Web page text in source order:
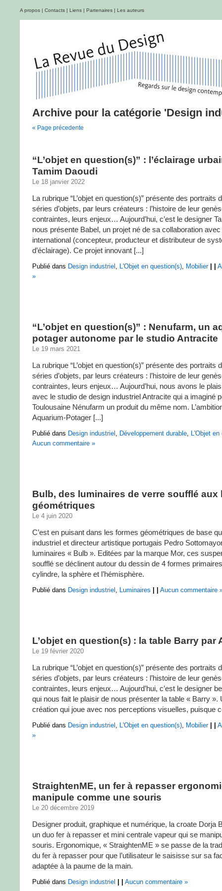
A propos | Contacts | Liens | Partenaires | Les auteurs
Archive pour la catégorie 'Design
« Page précedente
“L’objet en question(s)” : l’éclairage
Tamim Daoudi
Le 18 janvier 2022
La rubrique “L’objet en question(s)” présente des portraits
séries d’objets, par leurs créateurs : l’histoire de leur
contraintes, leurs enjeux… Aujourd’hui, c’est le designer
nous présente Babel, un projet né de sa collaboration
international (concepteur, producteur et distributeur de
d’éclairage). Ce projet innovant [...]
Publié dans Design industriel , L'Objet en question(s), Mobilier
»
“L’objet en question(s)” : Nenufarm, un
potager autonome par le studio Antracite
Le 19 mars 2021
La rubrique “L’objet en question(s)” présente des portraits
séries d’objets, par leurs créateurs : l’histoire de leur
contraintes, leurs enjeux… Aujourd’hui, nous avons le
avec le studio de design industriel Antracite qui a imaginé
Toulousaine Nénufarm un produit du même nom.
Aquarium-Potager [...]
Publié dans Design industriel , Développement durable, L'Objet
Aucun commentaire »
Bulb, des luminaires de verre soufflé aux
géométriques
Le 4 juin 2020
C’est en puisant dans les formes géométriques de base
industriel et directeur artistique portugais Pedro
luminaires « Bulb ». Editées par la marque Mor, ces
soufflé se déclinent autour du dessin de 4 formes
cylindre, la sphère et l’hémisphère.
Publié dans Design industriel , Luminaires Aucun commentaire
L’objet en question(s) : la table Barry par
Le 19 février 2020
La rubrique “L’objet en question(s)” présente des portraits
séries d’objets, par leurs créateurs : l’histoire de leur
contraintes, leurs enjeux… Aujourd’hui, c’est le designer
qui nous fait le plaisir de nous présenter la table « Barry ».
création qui joue avec nos perceptions visuelles, puisque
Publié dans Design industriel , L'Objet en question(s), Mobilier
»
StraightenME, un fer à repasser
manipule comme une souris
Le 20 décembre 2019
Designer produit, graphique et numérique, la croate Dorja
un duo fer à repasser et mini centrale vapeur qui se
souris. Ergonomique, « StraightenME » se passe de la
du fer à repasser pour que l’utilisateur le saisisse sur sa
adaptée à la paume de la main.
Publié dans Design industriel Aucun commentaire »